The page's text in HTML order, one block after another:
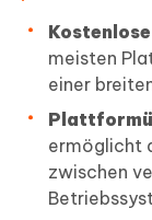
meisten
einer
ermöglicht
zwischen